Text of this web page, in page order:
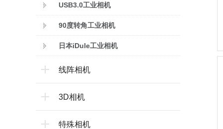
USB3.0工业相机
90度转角工业相机
日本iDule工业相机
线阵相机
3D相机
特殊相机